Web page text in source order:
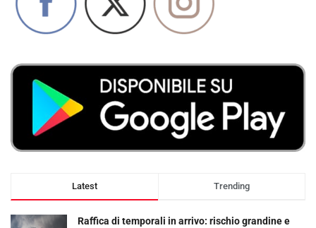
Latest Trending
Raffica di temporali in arrivo: rischio grandine e